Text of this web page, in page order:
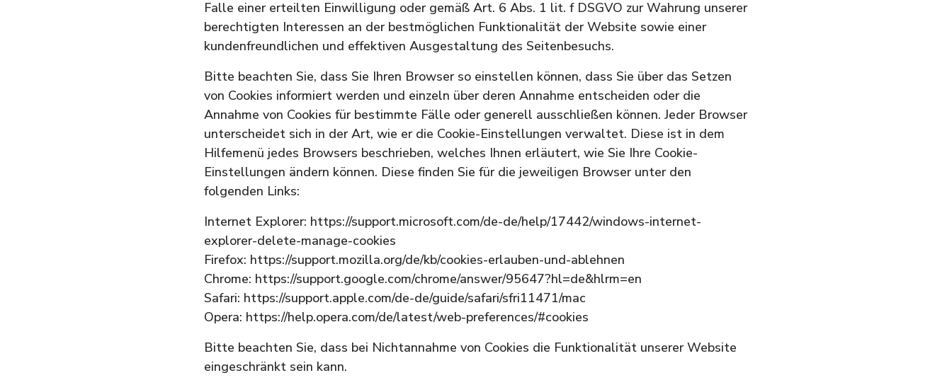
Falle einer erteilten Einwilligung oder gemäß Art. 6 Abs. 1 lit. f DSGVO zur Wahrung unserer
berechtigten Interessen an der bestmöglichen Funktionalität der Website sowie einer
kundenfreundlichen und effektiven Ausgestaltung des Seitenbesuchs.
Bitte beachten Sie, dass Sie Ihren Browser so einstellen können, dass Sie über das Setzen
von Cookies informiert werden und einzeln über deren Annahme entscheiden oder die
Annahme von Cookies für bestimmte Fälle oder generell ausschließen können. Jeder Browser
unterscheidet sich in der Art, wie er die Cookie-Einstellungen verwaltet. Diese ist in dem
Hilfemenü jedes Browsers beschrieben, welches Ihnen erläutert, wie Sie Ihre Cookie-
Einstellungen ändern können. Diese finden Sie für die jeweiligen Browser unter den
folgenden Links:
Internet Explorer: https://support.microsoft.com/de-de/help/17442/windows-internet-
explorer-delete-manage-cookies
Firefox: https://support.mozilla.org/de/kb/cookies-erlauben-und-ablehnen
Chrome: https://support.google.com/chrome/answer/95647?hl=de&hlrm=en
Safari: https://support.apple.com/de-de/guide/safari/sfri11471/mac
Opera: https://help.opera.com/de/latest/web-preferences/#cookies
Bitte beachten Sie, dass bei Nichtannahme von Cookies die Funktionalität unserer Website
eingeschränkt sein kann.